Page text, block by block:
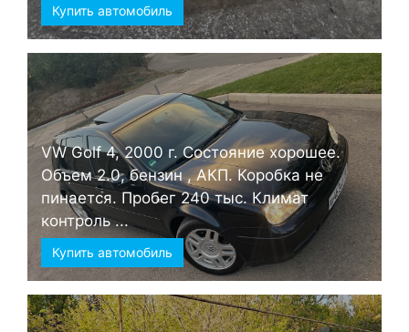
Купить автомобиль
VW Golf 4, 2000 г. Состояние хорошее.
Объем 2.0, бензин , АКП. Коробка не
пинается. Пробег 240 тыс. Климат
контроль ...
Купить автомобиль